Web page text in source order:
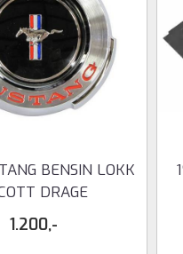
BENSIN LOKK
DRAGE
1.200,-